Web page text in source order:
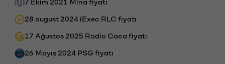
28 august 2024 iExec RLC fiyatı
17 Ağustos 2025 Radio Caca fiyatı
26 Mayıs 2024 PSG fiyatı